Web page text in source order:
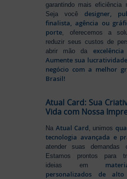
garantindo mais eficiência
Seja vocêdesigner,
finalista, agência ou
porte , oferecemos a
reduzir seus custos de
abrir mão da
Aumente sua
negócio com a melhor
Brasil!
Atual Card: Sua
Vida com Nossa
Na Atual Card , unimos
tecnologia avançada e
atender suas demandas
Estamos prontos para
ideias em
personalizados de